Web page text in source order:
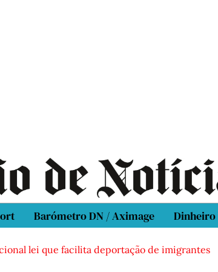
Barómetro DN / Aximage Dinheiro
lei que facilita deportação de imigrantes